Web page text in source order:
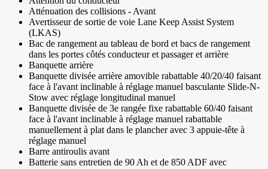
Atténuation des collisions - Avant
Avertisseur de sortie de voie Lane Keep Assist System
(LKAS)
Bac de rangement au tableau de bord et bacs de rangement
dans les portes côtés conducteur et passager et arrière
Banquette arrière
Banquette divisée arrière amovible rabattable 40/20/40 faisant
face à l'avant inclinable à réglage manuel basculante Slide-N-
Stow avec réglage longitudinal manuel
Banquette divisée de 3e rangée fixe rabattable 60/40 faisant
face à l'avant inclinable à réglage manuel rabattable
manuellement à plat dans le plancher avec 3 appuie-tête à
réglage manuel
Barre antiroulis avant
Batterie sans entretien de 90 Ah et de 850 ADF avec